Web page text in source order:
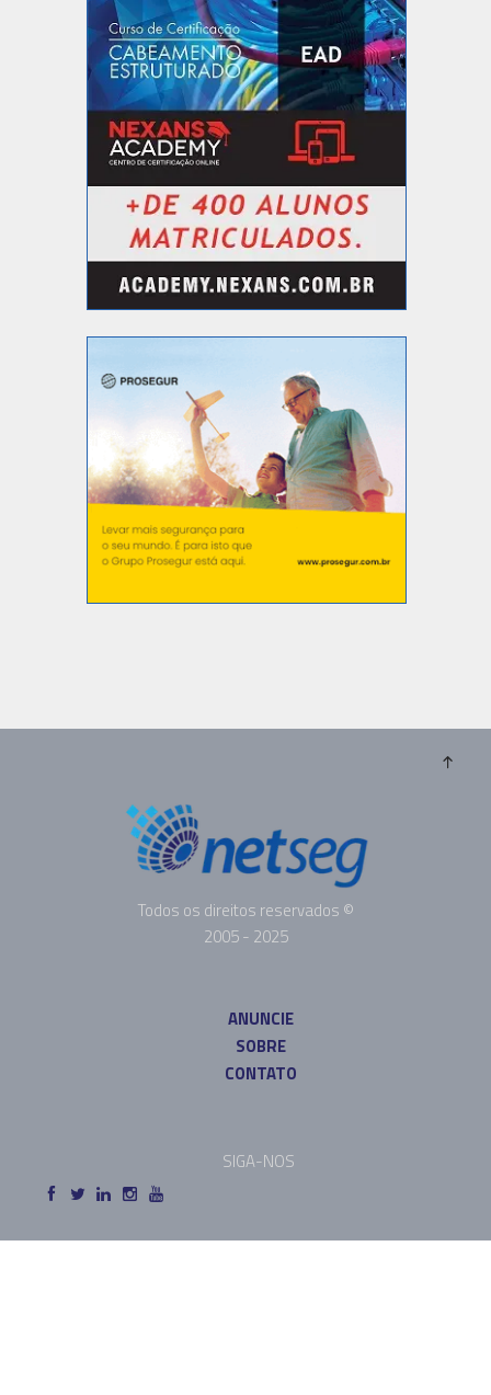
Todos os direitos reservados ©
2005 - 2025
ANUNCIE
SOBRE
CONTATO
SIGA-NOS